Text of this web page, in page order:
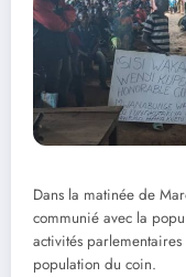
Dans la matinée de
communié avec la
activités
population du coin.